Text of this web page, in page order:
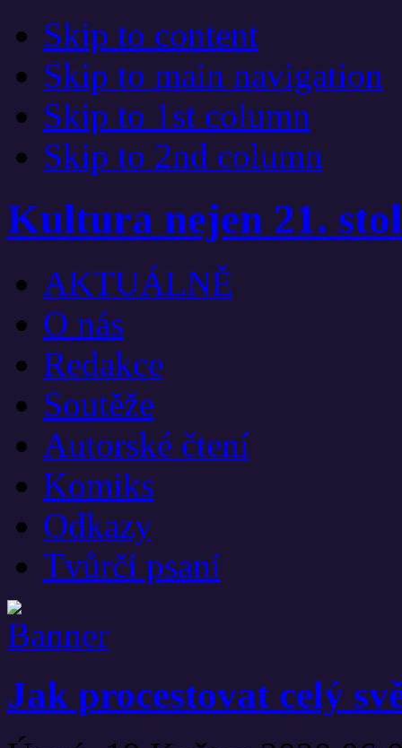
Skip to content
Skip to main navigation
Skip to 1st column
Skip to 2nd column
Kultura nejen 21.
AKTUÁLNĚ
O nás
Redakce
Soutěže
Autorské čtení
Komiks
Odkazy
Tvůrčí psaní
Jak procestovat celý